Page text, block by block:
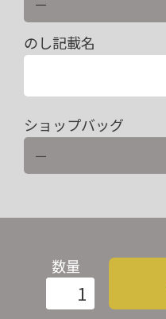
のし記載名
ショップバッグ
数量